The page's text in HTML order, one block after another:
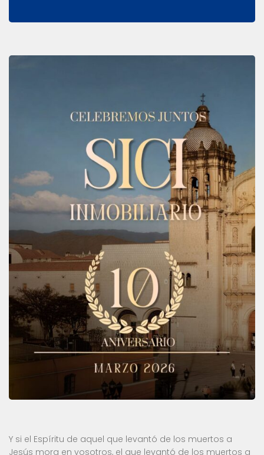
Y si el Espíritu de aquel que levantó de los muertos a
Jesús mora en vosotros, el que levantó de los muertos a